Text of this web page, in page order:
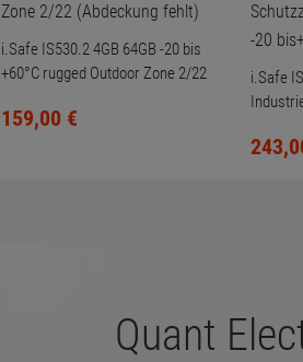
i.Safe IS530.2 4GB 64GB -20 bis
+60°C rugged Outdoor Zone 2/22
159,00 €
i.Safe
243,
Quant